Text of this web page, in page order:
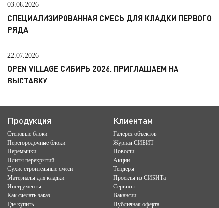
03.08.2026
СПЕЦИАЛИЗИРОВАННАЯ СМЕСЬ ДЛЯ КЛАДКИ ПЕРВОГО
РЯДА
22.07.2026
OPEN VILLAGE СИБИРЬ 2026. ПРИГЛАШАЕМ НА
ВЫСТАВКУ
Продукция
Стеновые блоки
Перегородочные блоки
Перемычки
Плиты перекрытий
Сухие строительные смеси
Материалы для кладки
Инструменты
Как сделать заказ
Где купить
Клиентам
Галерея объектов
Журнал СИБИТ
Новости
Акции
Тендеры
Проекты из СИБИТа
Сервисы
Вакансии
Публичная оферта